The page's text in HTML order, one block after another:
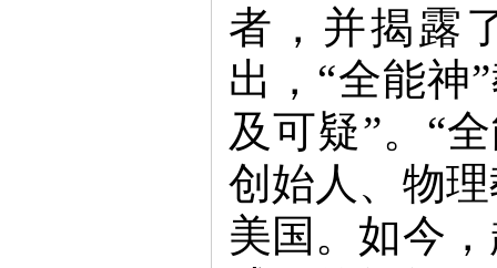
者，并揭露
出，“全能神
及可疑”。“
创始人、物
美国。如今